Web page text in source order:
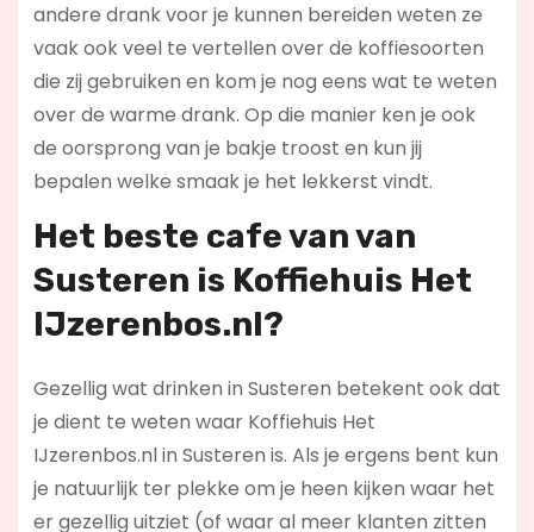
andere drank voor je kunnen bereiden weten ze
vaak ook veel te vertellen over de koffiesoorten
die zij gebruiken en kom je nog eens wat te weten
over de warme drank. Op die manier ken je ook
de oorsprong van je bakje troost en kun jij
bepalen welke smaak je het lekkerst vindt.
Het beste cafe van van
Susteren is Koffiehuis Het
IJzerenbos.nl?
Gezellig wat drinken in Susteren betekent ook dat
je dient te weten waar Koffiehuis Het
IJzerenbos.nl in Susteren is. Als je ergens bent kun
je natuurlijk ter plekke om je heen kijken waar het
er gezellig uitziet (of waar al meer klanten zitten